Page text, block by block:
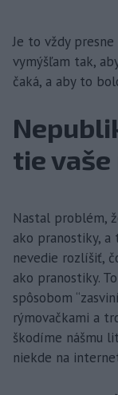
Je to vždy
vymýšľam tak,
čaká, a aby to
tie
Nastal problém,
ako pranostiky, a
nevedie rozlíšiť,
ako pranostiky.
spôsobom
rýmovačkami a
škodíme nášmu
niekde na